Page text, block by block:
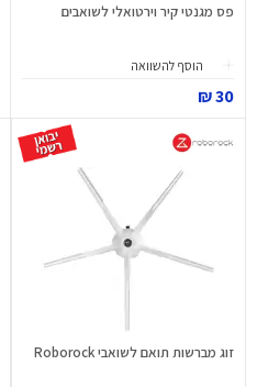
פס מגנטי קיר וירטואלי לשואבים
הוסף להשוואה
30 ₪
זוג מברשות תואם לשואבי Roborock